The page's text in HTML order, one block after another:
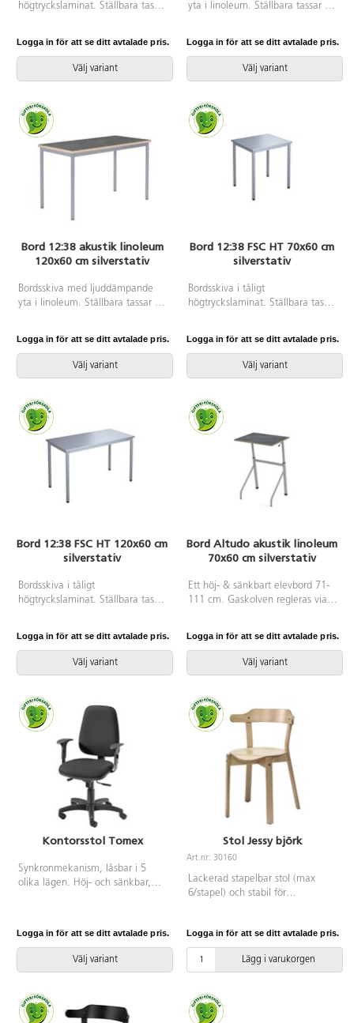
högtryckslaminat. Ställbara tassar
Logga in för att se ditt avtalade pris.
Välj variant
yta i linoleum. Ställbara tassar för
Logga in för att se ditt avtalade pris.
Välj variant
Bord 12:38 akustik linoleum
120x60 cm silverstativ
Bordsskiva med ljuddämpande
yta i linoleum. Ställbara tassar för
Logga in för att se ditt avtalade pris.
Välj variant
Bord 12:38 FSC HT 70x60 cm
silverstativ
Bordsskiva i tåligt
högtryckslaminat. Ställbara tassar
9006.
Logga in för att se ditt avtalade pris.
Välj variant
Bord 12:38 FSC HT 120x60 cm
silverstativ
Bordsskiva i tåligt
högtryckslaminat. Ställbara tassar
9006.
Logga in för att se ditt avtalade pris.
Välj variant
Bord Altudo akustik linoleum
70x60 cm silverstativ
Ett höj- & sänkbart elevbord 71-
111 cm. Gaskolven regleras via
mellan ställbara tassar och hjul
på de främre benen. Den övre
delen på stativet är kromat och
Väskkrok finns monterad i
stativet, dold under bordsskivan.
Bordsskiva i akustik linoleum.
Logga in för att se ditt avtalade pris.
Välj variant
Kontorsstol Tomex
Synkronmekanism, låsbar i 5
olika lägen. Höj- och sänkbar,
Logga in för att se ditt avtalade pris.
Välj variant
Stol Jessy björk
Art.nr: 30160
Lackerad stapelbar stol (max
6/stapel) och stabil för
cm. Vikt 4,5 kg. Sits i
formpressad björk.
Logga in för att se ditt avtalade pris.
Lägg i varukorgen